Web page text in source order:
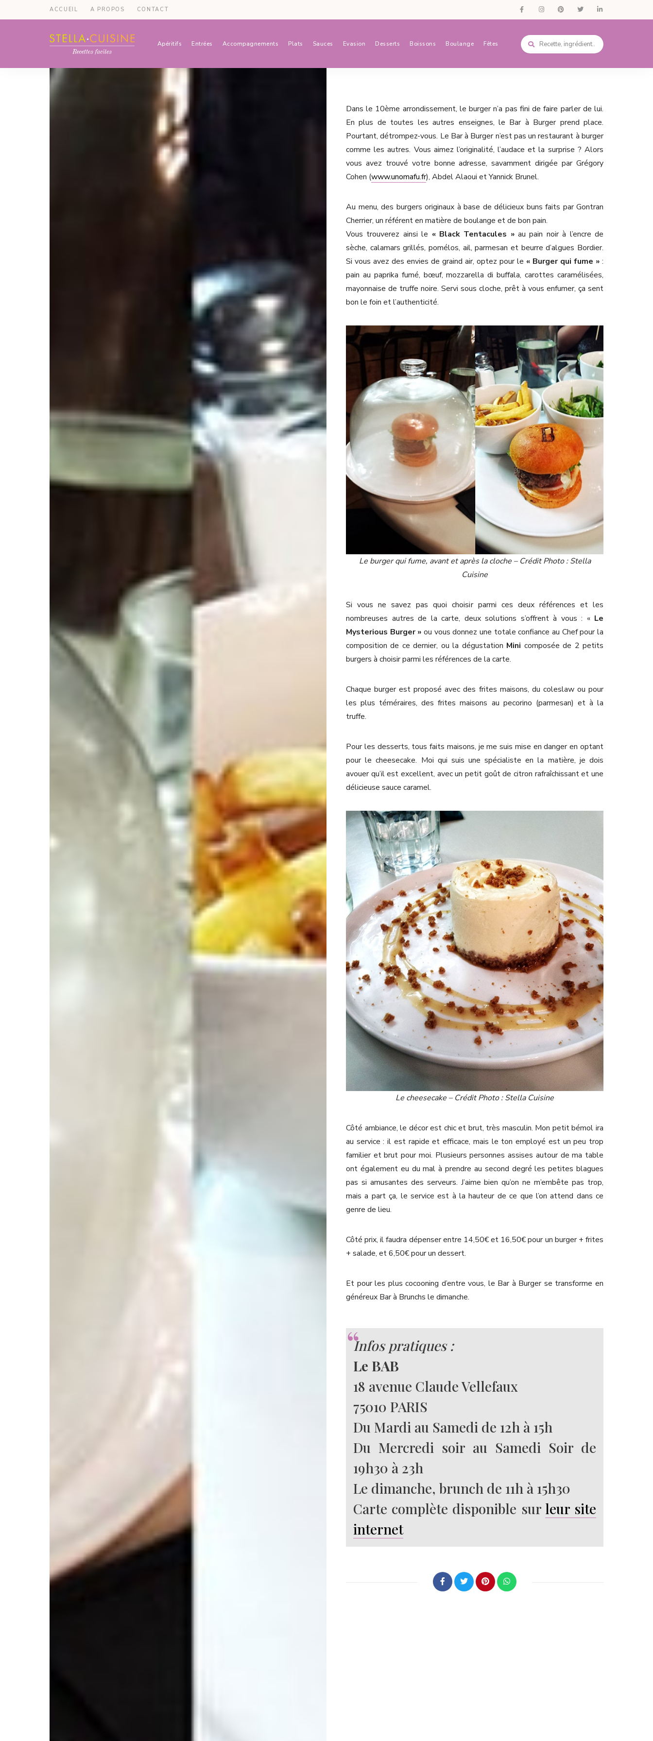
ACCUEIL A PROPOS CONTACT
Recettes
faciles,
recettes
Recettes
par
Stella
Cuisine
Apéritifs Entrées Accompagnements Plats Sauces Evasion Desserts Boissons Boulange Fêtes
Dans le 10ème arrondissement, le burger n’a pas fini de faire parler de lui.
En plus de toutes les autres enseignes, le Bar à Burger prend place.
Pourtant, détrompez-vous. Le Bar à Burger n’est pas un restaurant à burger
comme les autres. Vous aimez l’originalité, l’audace et la surprise ? Alors
vous avez trouvé votre bonne adresse, savamment dirigée par Grégory
Cohen (www.unomafu.fr), Abdel Alaoui et Yannick Brunel.
Au menu, des burgers originaux à base de délicieux buns faits par Gontran
Cherrier, un référent en matière de boulange et de bon pain.
Vous trouverez ainsi le « Black Tentacules »au pain noir à l’encre de
sèche, calamars grillés, pomélos, ail, parmesan et beurre d’algues Bordier.
Si vous avez des envies de graind air, optez pour le « Burger qui fume » :
pain au paprika fumé, bœuf, mozzarella di buffala, carottes caramélisées,
mayonnaise de truffe noire. Servi sous cloche, prêt à vous enfumer, ça sent
bon le foin et l’authenticité.
Le burger qui fume, avant et après la cloche – Crédit Photo : Stella
Cuisine
Si vous ne savez pas quoi choisir parmi ces deux références et les
nombreuses autres de la carte, deux solutions s’offrent à vous : « Le
Mysterious Burger » ou vous donnez une totale confiance au Chef pour la
composition de ce dernier, ou la dégustation Mini composée de 2 petits
burgers à choisir parmi les références de la carte.
Chaque burger est proposé avec des frites maisons, du coleslaw ou pour
les plus téméraires, des frites maisons au pecorino (parmesan) et à la
truffe.
Pour les desserts, tous faits maisons, je me suis mise en danger en optant
pour le cheesecake. Moi qui suis une spécialiste en la matière, je dois
avouer qu’il est excellent, avec un petit goût de citron rafraîchissant et une
délicieuse sauce caramel.
Le cheesecake – Crédit Photo : Stella Cuisine
Côté ambiance, le décor est chic et brut, très masculin. Mon petit bémol ira
au service : il est rapide et efficace, mais le ton employé est un peu trop
familier et brut pour moi. Plusieurs personnes assises autour de ma table
ont également eu du mal à prendre au second degré les petites blagues
pas si amusantes des serveurs. J’aime bien qu’on ne m’embête pas trop,
mais a part ça, le service est à la hauteur de ce que l’on attend dans ce
genre de lieu.
Côté prix, il faudra dépenser entre 14,50€ et 16,50€ pour un burger + frites
+ salade, et 6,50€ pour un dessert.
Et pour les plus cocooning d’entre vous, le Bar à Burger se transforme en
généreux Bar à Brunchs le dimanche.
Infos pratiques :
Le BAB
18 avenue Claude Vellefaux
75010 PARIS
Du Mardi au Samedi de 12h à 15h
Du Mercredi soir au Samedi Soir de
19h30 à 23h
Le dimanche, brunch de 11h à 15h30
Carte complète disponible sur leur site
internet